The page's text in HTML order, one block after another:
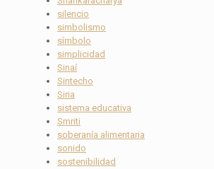
silencio
simbolismo
símbolo
simplicidad
Sinaí
Sintecho
Siria
sistema educativa
Smriti
soberanía alimentaria
sonido
sostenibilidad